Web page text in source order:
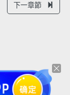
下一章節